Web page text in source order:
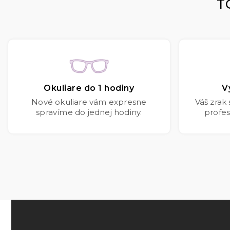
Okuliare do 1 hodiny
Nové okuliare vám expresne
spravíme do jednej hodiny.
Váš